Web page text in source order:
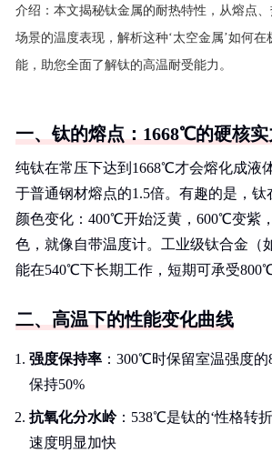
介绍： 本文揭秘钛金属的耐热特性，从熔点
场景的温度表现，解析这种‘太空金属’如何在
能，助您全面了解钛的高温耐受能力。
一、钛的熔点：1668℃的硬核实
纯钛在常压下达到1668℃才会熔化成液
于普通钢材熔点的1.5倍。有趣的是，
颜色变化：400℃开始泛黄，600℃变紫
色，就像自带温度计。工业级钛合金（
能在540℃下长期工作，短期可承受800℃
二、高温下的性能变化曲线
强度保持率 ：300℃时保留室温强度
保持50%
抗氧化分水岭：538℃是钛的‘性格转
速度明显加快